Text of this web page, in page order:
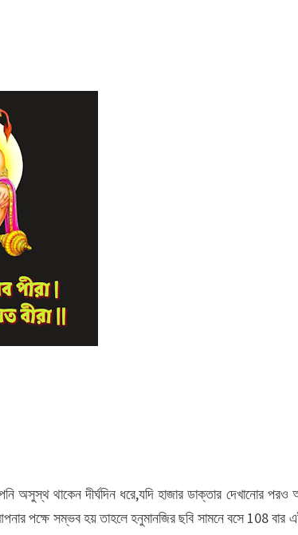
অসুস্থ থাকেন দীর্ঘদিন ধরে,যদি হাজার ডাক্তার দেখানোর পরও
পক্ষে সম্ভব হয় তাহলে হনুমানজির ছবি সামনে বসে 108 বার